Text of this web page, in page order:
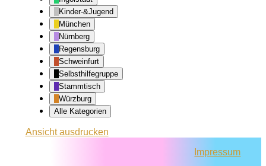
Kinder-&Jugend
München
Nürnberg
Regensburg
Schweinfurt
Selbsthilfegruppe
Stammtisch
Würzburg
Alle Kategorien
Ansichtausdrucken
Impressum